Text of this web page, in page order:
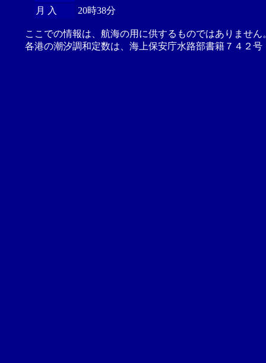
月 入
20時38分
ここでの情報は、航海の用に供するものではありませ
各港の潮汐調和定数は、海上保安庁水路部書籍７４２